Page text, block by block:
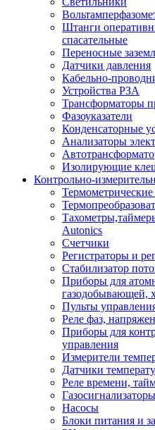
Штанги
спасательные
Переносные
Датчики давления
Кабельно-
Устройства РЗА
Трансформаторы
Фазоуказатели
Конденсаторные
Анализаторы
Изолирующие
Контрольно-
Autonics
Счетчики
Регистраторы и
Стабилизатор
Приборы для
газодобывающей,
Пульты
Реле фаз,
Приборы для
управления
Измерители
Датчики
Реле времени,
Газосигнализаторы
Насосы
Блоки питания и